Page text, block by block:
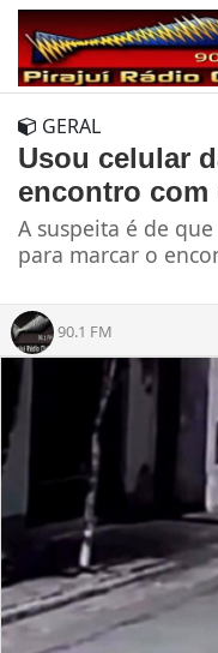
GERAL
Usou celular
encontro com
A suspeita é de
para marcar o
90.1 FM